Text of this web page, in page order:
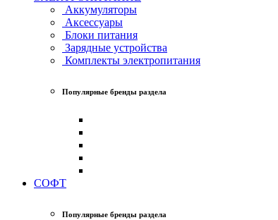
Аккумуляторы
Аксессуары
Блоки питания
Зарядные устройства
Комплекты электропитания
Популярные бренды раздела
СОФТ
Популярные бренды раздела